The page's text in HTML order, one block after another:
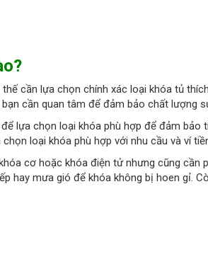
cần lựa chọn chính xác loại khóa tủ
cần quan tâm để đảm bảo chất lượng
lựa chọn loại khóa phù hợp để đảm bảo
loại khóa phù hợp với nhu cầu và ví
cơ hoặc khóa điện tử nhưng cũng cần
hay mưa gió để khóa không bị hoen gỉ.